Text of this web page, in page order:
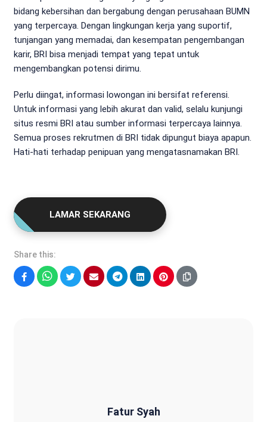
bidang kebersihan dan bergabung dengan perusahaan BUMN
yang terpercaya. Dengan lingkungan kerja yang suportif,
tunjangan yang memadai, dan kesempatan pengembangan
karir, BRI bisa menjadi tempat yang tepat untuk
mengembangkan potensi dirimu.
Perlu diingat, informasi lowongan ini bersifat referensi.
Untuk informasi yang lebih akurat dan valid, selalu kunjungi
situs resmi BRI atau sumber informasi terpercaya lainnya.
Semua proses rekrutmen di BRI tidak dipungut biaya apapun.
Hati-hati terhadap penipuan yang mengatasnamakan BRI.
LAMAR SEKARANG
Share this:
Fatur Syah